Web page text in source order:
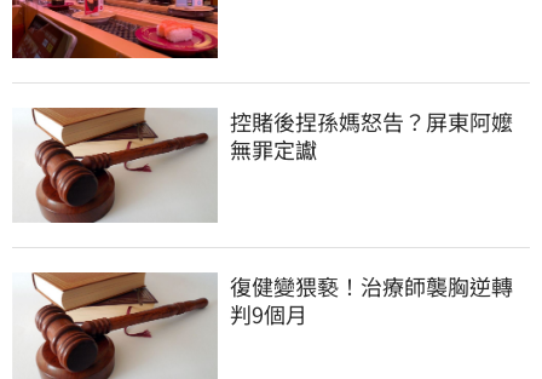
控賭後捏孫媽怒告？屏東阿嬤
無罪定讞
復健變猥褻！治療師襲胸逆轉
判9個月